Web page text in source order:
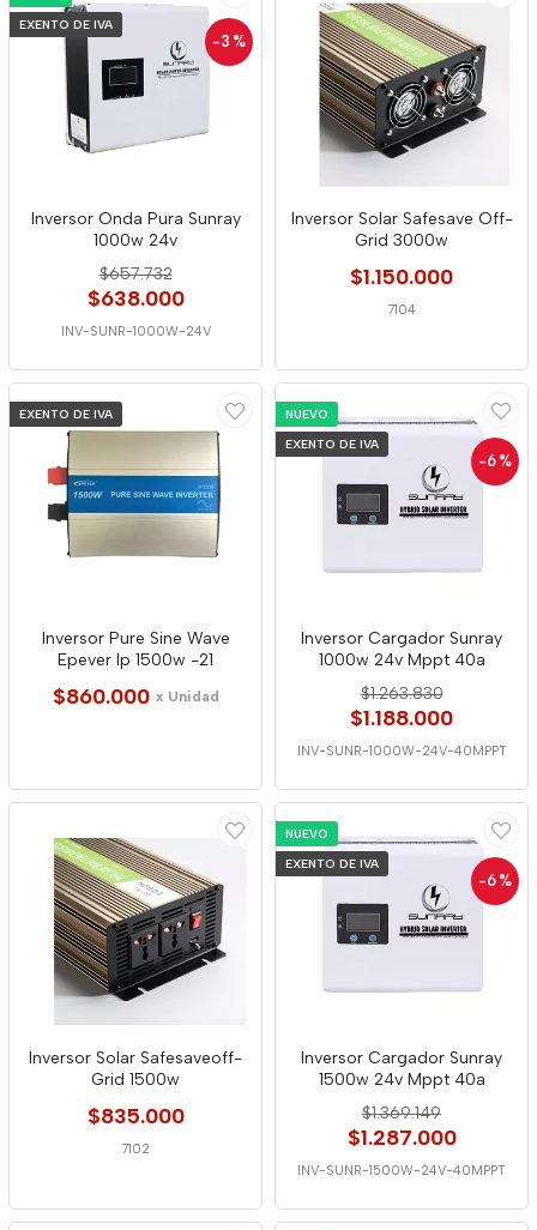
EXENTO DE IVA
-3 %
Inversor Onda Pura Sunray
1000w 24v
$657.732
$638.000
INV-SUNR-1000W-24V
Inversor Solar Safesave Off-
Grid 3000w
$1.150.000
7104
EXENTO DE IVA
Inversor Pure Sine Wave
Epever Ip 1500w -21
$860.000 x Unidad
NUEVO
EXENTO DE IVA
-6 %
Inversor Cargador Sunray
1000w 24v Mppt 40a
$1.263.830
$1.188.000
INV-SUNR-1000W-24V-40MPPT
Inversor Solar Safesaveoff-
Grid 1500w
$835.000
7102
NUEVO
EXENTO DE IVA
-6 %
Inversor Cargador Sunray
1500w 24v Mppt 40a
$1.369.149
$1.287.000
INV-SUNR-1500W-24V-40MPPT